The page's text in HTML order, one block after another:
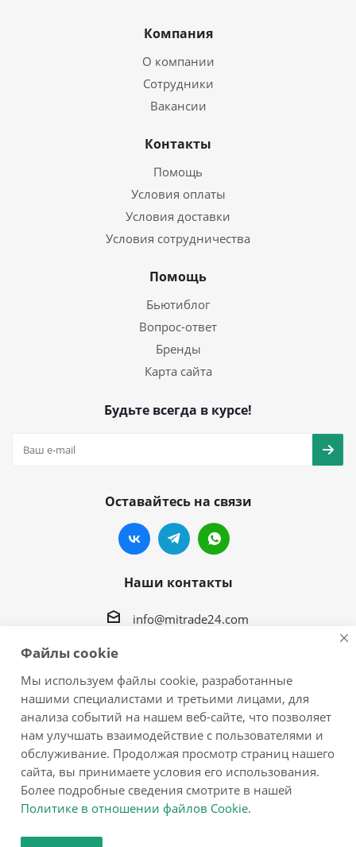
Компания
О компании
Сотрудники
Вакансии
Контакты
Помощь
Условия оплаты
Условия доставки
Условия сотрудничества
Помощь
Бьютиблог
Вопрос-ответ
Бренды
Карта сайта
Будьте всегда в курсе!
Оставайтесь на связи
Наши контакты
info@mitrade24.com
г.Хабаровск, ул. Краснореченская, 94 корпус 2
Построить маршрут
2026 © Корейская косметика и бытовая химия
Файлы cookie
Мы используем файлы cookie, разработанные
нашими специалистами и третьими лицами, для
анализа событий на нашем веб-сайте, что позволяет
нам улучшать взаимодействие с пользователями и
обслуживание. Продолжая просмотр страниц нашего
сайта, вы принимаете условия его использования.
Более подробные сведения смотрите в нашей
Политике в отношении файлов Cookie.